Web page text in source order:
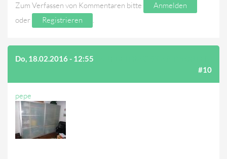
Zum Verfassen von Kommentaren bitte
Anmelden
oder
Registrieren .
Do, 18.02.2016 - 12:55
#10
pepe